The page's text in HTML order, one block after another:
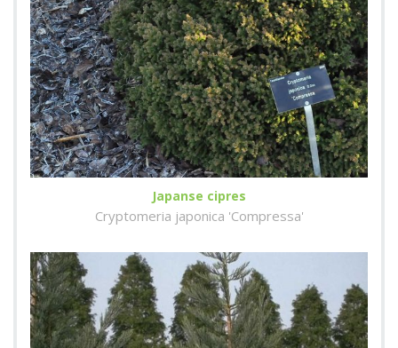
Japanse cipres
Cryptomeria japonica 'Compressa'